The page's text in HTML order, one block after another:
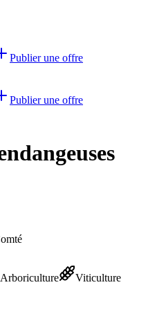
Publier une offre
Publier une offre
Arboriculture
Viticulture